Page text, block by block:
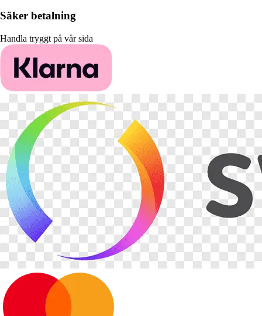
Säker betalning
Handla tryggt på vår sida